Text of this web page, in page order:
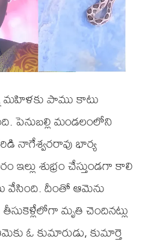
మహిళకు పాము కాటు
పెనుబల్లి మండలంలోని
నాగేశ్వరరావు భార్య
శుభ్రం చేస్తుండగా కాలి
దీంతో ఆమెను
తీసుకెళ్లేలోగా మృతి చెందినట్లు
ఓ కుమారుడు, కుమార్తె